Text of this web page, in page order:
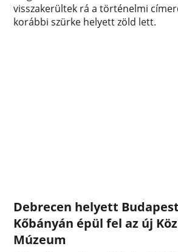
visszakerültek rá a történelmi
korábbi szürke helyett zöld lett.
Debrecen helyett
Kőbányán épül fel az új
Múzeum